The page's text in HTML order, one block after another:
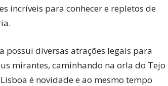
incríveis para conhecer e repletos de
possui diversas atrações legais para
mirantes, caminhando na orla do Tejo
é novidade e ao mesmo tempo